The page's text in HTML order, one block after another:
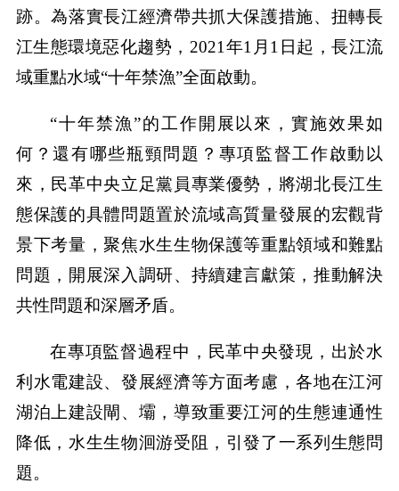
跡。為落實長江經濟帶共抓大保護措施、扭轉長
江生態環境惡化趨勢，2021年1月1日起，長江流
域重點水域“十年禁漁”全面啟動。
“十年禁漁”的工作開展以來，實施效果如
何？還有哪些瓶頸問題？專項監督工作啟動以
來，民革中央立足黨員專業優勢，將湖北長江生
態保護的具體問題置於流域高質量發展的宏觀背
景下考量，聚焦水生生物保護等重點領域和難點
問題，開展深入調研、持續建言獻策，推動解決
共性問題和深層矛盾。
在專項監督過程中，民革中央發現，出於水
利水電建設、發展經濟等方面考慮，各地在江河
湖泊上建設閘、壩，導致重要江河的生態連通性
降低，水生生物洄游受阻，引發了一系列生態問
題。